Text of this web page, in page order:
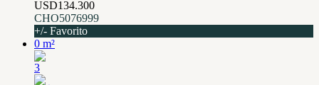
USD134.300
CHO5076999
+/- Favorito
0 m²
3